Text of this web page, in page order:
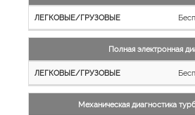
Грузовые
автомобили
Полная электронная
Механическая диагностика